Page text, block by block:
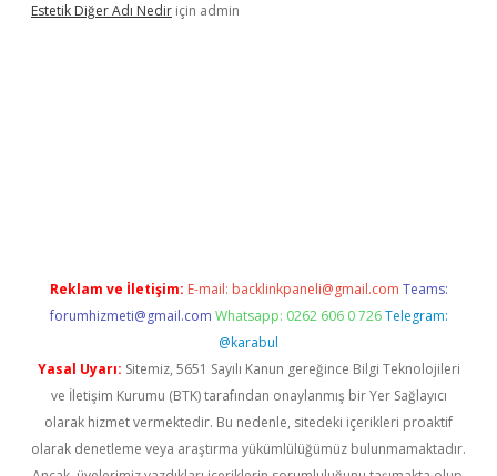
Estetik Diğer Adı Nedir için admin
Reklam ve İletişim: E-mail: backlinkpaneli@gmail.com Teams:
forumhizmeti@gmail.com Whatsapp: 0262 606 0 726 Telegram:
@karabul
Yasal Uyarı: Sitemiz, 5651 Sayılı Kanun gereğince Bilgi Teknolojileri
ve İletişim Kurumu (BTK) tarafından onaylanmış bir Yer Sağlayıcı
olarak hizmet vermektedir. Bu nedenle, sitedeki içerikleri proaktif
olarak denetleme veya araştırma yükümlülüğümüz bulunmamaktadır.